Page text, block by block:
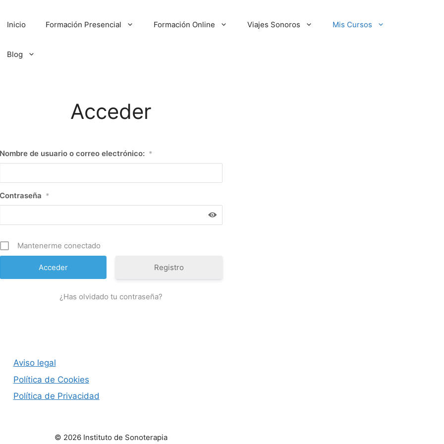
Inicio Formación Presencial Formación Online Viajes Sonoros Mis Cursos
Blog
Acceder
Nombre de usuario o correo electrónico: *
Contraseña *
Mantenerme conectado
Registro
¿Has olvidado tu contraseña?
Aviso legal
Política de Cookies
Política de Privacidad
© 2026 Instituto de Sonoterapia